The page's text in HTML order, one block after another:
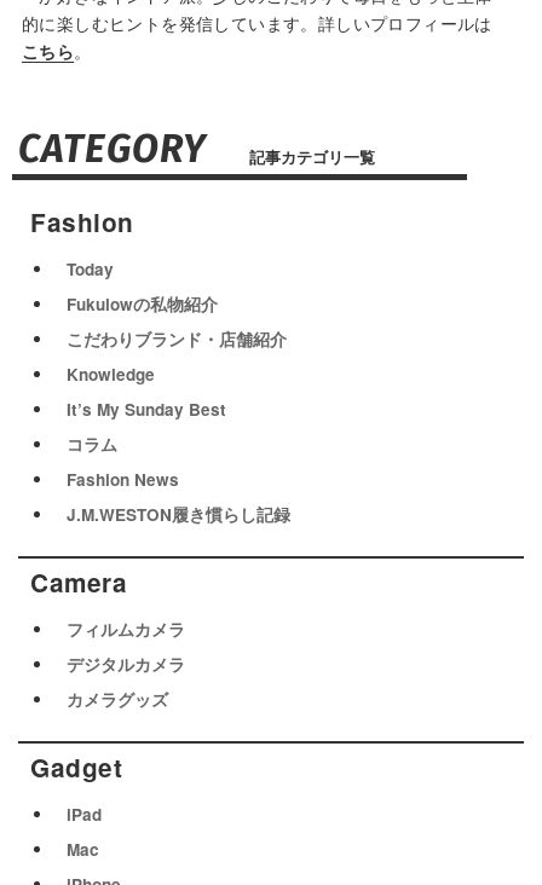
的に楽しむヒントを発信しています。詳しいプロフィールは
こちら。
CATEGORY 記事カテゴリ一覧
Fashion
Today
Fukulowの私物紹介
こだわりブランド・店舗紹介
Knowledge
It’s My Sunday Best
コラム
Fashion News
J.M.WESTON履き慣らし記録
Camera
フィルムカメラ
デジタルカメラ
カメラグッズ
Gadget
iPad
Mac